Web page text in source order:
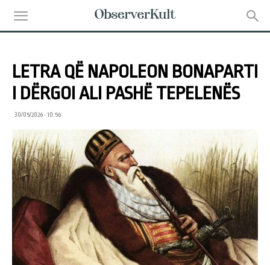
LETRA QË NAPOLEON BONAPARTI
I DËRGOI ALI PASHË TEPELENËS
30/05/2026 • 10:56